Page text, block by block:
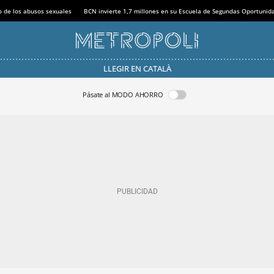
de los abusos sexuales BCN invierte 1,7 millones en su Escuela de Segundas
LLEGIR EN CATALÀ
Pásate al MODO AHORRO